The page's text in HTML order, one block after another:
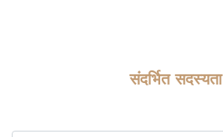
संदर्भित सदस्यता